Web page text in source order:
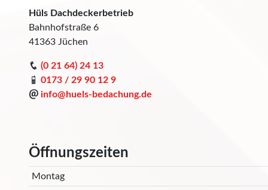
Hüls Dachdeckerbetrieb
Bahnhofstraße 6
41363 Jüchen
(0 21 64) 24 13
0173 / 29 90 12 9
info@huels-bedachung.de
Öffnungszeiten
Montag